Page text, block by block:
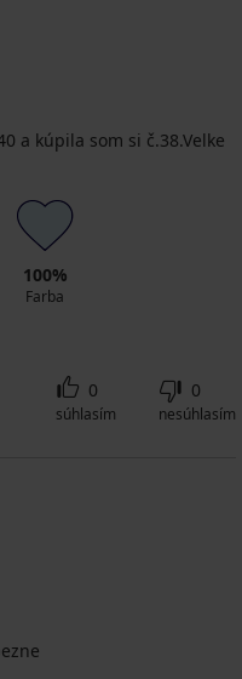
a kúpila som si č.38.Velke
100%
Farba
0
súhlasím
0
nesúhlasím